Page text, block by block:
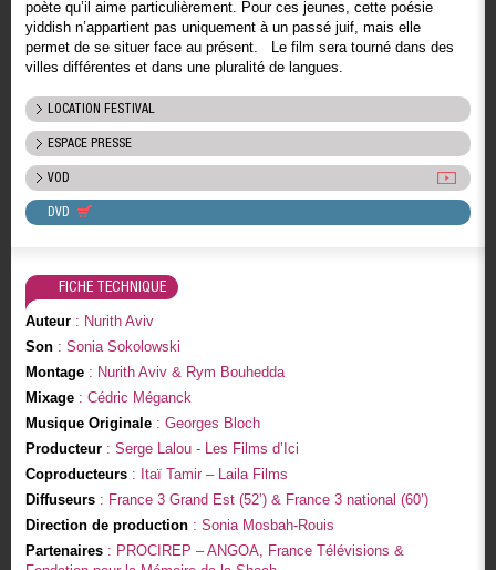
poète qu’il aime particulièrement. Pour ces jeunes, cette poésie
yiddish n’appartient pas uniquement à un passé juif, mais elle
permet de se situer face au présent. Le film sera tourné dans des
villes différentes et dans une pluralité de langues.
LOCATION FESTIVAL
ESPACE PRESSE
VOD
DVD
FICHE TECHNIQUE
Auteur: Nurith Aviv
Son: Sonia Sokolowski
Montage: Nurith Aviv & Rym Bouhedda
Mixage: Cédric Méganck
Musique Originale: Georges Bloch
Producteur: Serge Lalou - Les Films d’Ici
Coproducteurs: Itaï Tamir – Laila Films
Diffuseurs: France 3 Grand Est (52’) & France 3 national (60’)
Direction de production: Sonia Mosbah-Rouis
Partenaires: PROCIREP – ANGOA, France Télévisions &